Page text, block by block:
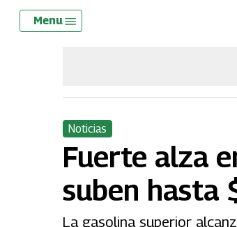
Skip
Menu
Noticias
Fuerte alza
suben hasta
La gasolina superior
Menu